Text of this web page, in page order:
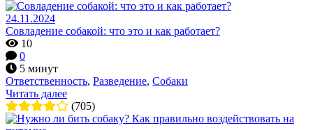
24.11.2024
Совладение собакой: что это и как работает?
10
0
5 минут
Ответственность, Разведение, Собаки
Читать далее
(705)